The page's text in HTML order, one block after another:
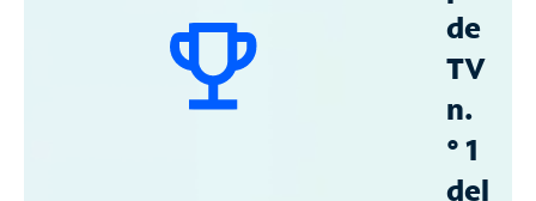
de
TV
n.
° 1
del